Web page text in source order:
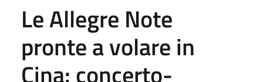
Le Allegre Note
pronte a volare in
Cina: concerto-